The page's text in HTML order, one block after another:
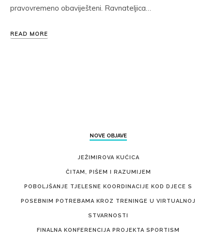
pravovremeno obaviješteni. Ravnateljica…
READ MORE
NOVE OBJAVE
JEŽIMIROVA KUĆICA
ČITAM, PIŠEM I RAZUMIJEM
POBOLJŠANJE TJELESNE KOORDINACIJE KOD DJECE S
POSEBNIM POTREBAMA KROZ TRENINGE U VIRTUALNOJ
STVARNOSTI
FINALNA KONFERENCIJA PROJEKTA SPORTISM